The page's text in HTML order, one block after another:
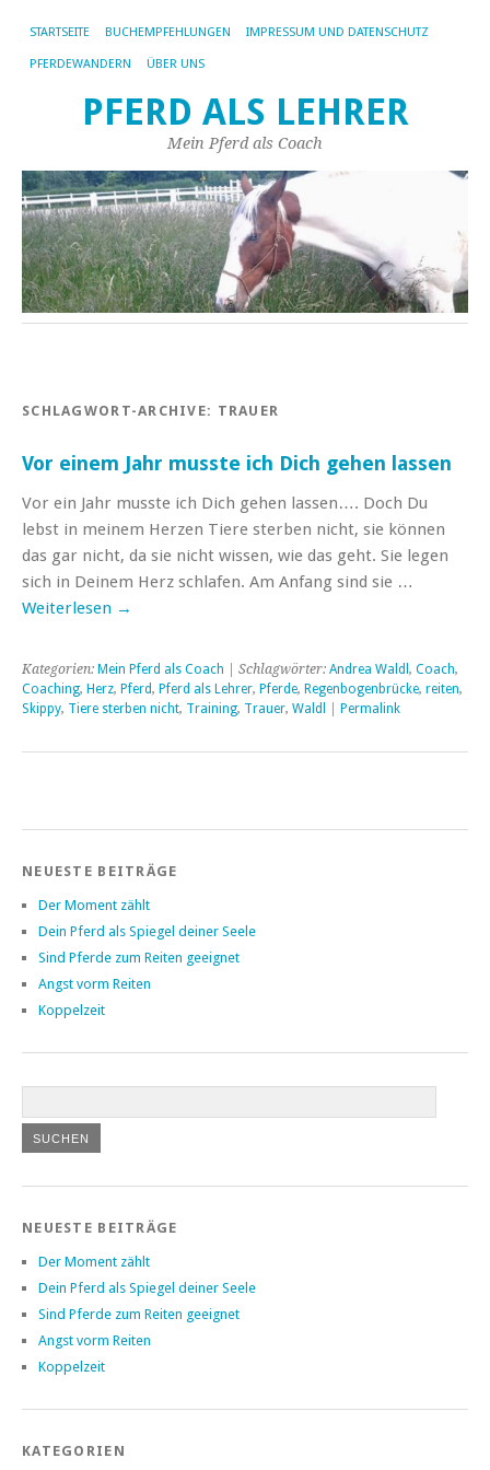
STARTSEITE BUCHEMPFEHLUNGEN IMPRESSUM UND DATENSCHUTZ
PFERDEWANDERN ÜBER UNS
PFERD ALS LEHRER
Mein Pferd als Coach
SCHLAGWORT-ARCHIVE: TRAUER
Vor einem Jahr musste ich Dich gehen lassen
Vor ein Jahr musste ich Dich gehen lassen…. Doch Du
lebst in meinem Herzen Tiere sterben nicht, sie können
das gar nicht, da sie nicht wissen, wie das geht. Sie legen
sich in Deinem Herz schlafen. Am Anfang sind sie …
Weiterlesen →
Kategorien: Mein Pferd als Coach | Schlagwörter: Andrea Waldl , Coach,
Coaching, Herz, Pferd, Pferd als Lehrer, Pferde, Regenbogenbrücke, reiten,
Skippy, Tiere sterben nicht, Training, Trauer, Waldl Permalink
NEUESTE BEITRÄGE
Der Moment zählt
Dein Pferd als Spiegel deiner Seele
Sind Pferde zum Reiten geeignet
Angst vorm Reiten
Koppelzeit
NEUESTE BEITRÄGE
Der Moment zählt
Dein Pferd als Spiegel deiner Seele
Sind Pferde zum Reiten geeignet
Angst vorm Reiten
Koppelzeit
KATEGORIEN